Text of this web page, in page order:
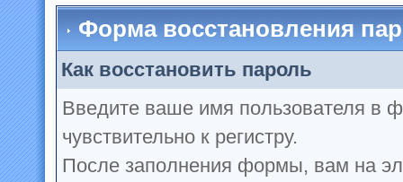
Форма восстановления
Как восстановить пароль
Введите ваше имя пользователя в
чувствительно к регистру.
После заполнения формы, вам на